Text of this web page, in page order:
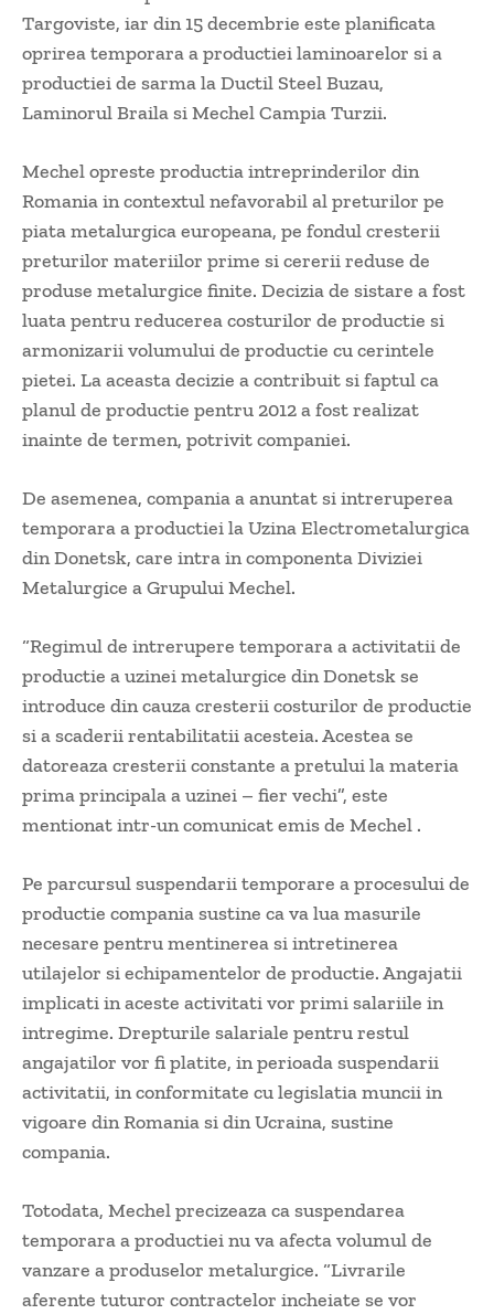
Targoviste, iar din 15 decembrie este planificata
oprirea temporara a productiei laminoarelor si a
productiei de sarma la Ductil Steel Buzau,
Laminorul Braila si Mechel Campia Turzii.
Mechel opreste productia intreprinderilor din
Romania in contextul nefavorabil al preturilor pe
piata metalurgica europeana, pe fondul cresterii
preturilor materiilor prime si cererii reduse de
produse metalurgice finite. Decizia de sistare a fost
luata pentru reducerea costurilor de productie si
armonizarii volumului de productie cu cerintele
pietei. La aceasta decizie a contribuit si faptul ca
planul de productie pentru 2012 a fost realizat
inainte de termen, potrivit companiei.
De asemenea, compania a anuntat si intreruperea
temporara a productiei la Uzina Electrometalurgica
din Donetsk, care intra in componenta Diviziei
Metalurgice a Grupului Mechel.
“Regimul de intrerupere temporara a activitatii de
productie a uzinei metalurgice din Donetsk se
introduce din cauza cresterii costurilor de productie
si a scaderii rentabilitatii acesteia. Acestea se
datoreaza cresterii constante a pretului la materia
prima principala a uzinei – fier vechi”, este
mentionat intr-un comunicat emis de Mechel .
Pe parcursul suspendarii temporare a procesului de
productie compania sustine ca va lua masurile
necesare pentru mentinerea si intretinerea
utilajelor si echipamentelor de productie. Angajatii
implicati in aceste activitati vor primi salariile in
intregime. Drepturile salariale pentru restul
angajatilor vor fi platite, in perioada suspendarii
activitatii, in conformitate cu legislatia muncii in
vigoare din Romania si din Ucraina, sustine
compania.
Totodata, Mechel precizeaza ca suspendarea
temporara a productiei nu va afecta volumul de
vanzare a produselor metalurgice. “Livrarile
aferente tuturor contractelor incheiate se vor